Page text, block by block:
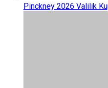
Pinckney 2026 Valilik